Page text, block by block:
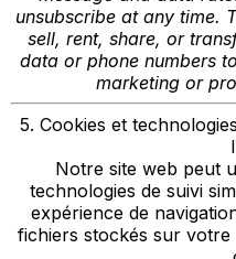
unsubscribe at any time.
sell, rent, share, or
data or phone numbers
marketing or
5. Cookies et
Notre site web peut
technologies de suivi
expérience de
fichiers stockés sur